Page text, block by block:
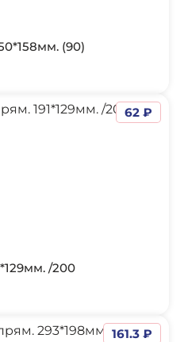
250*158мм. (90)
/200
62 ₽
161.3 ₽